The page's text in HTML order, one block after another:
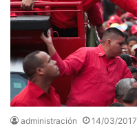
administración 14/03/2017